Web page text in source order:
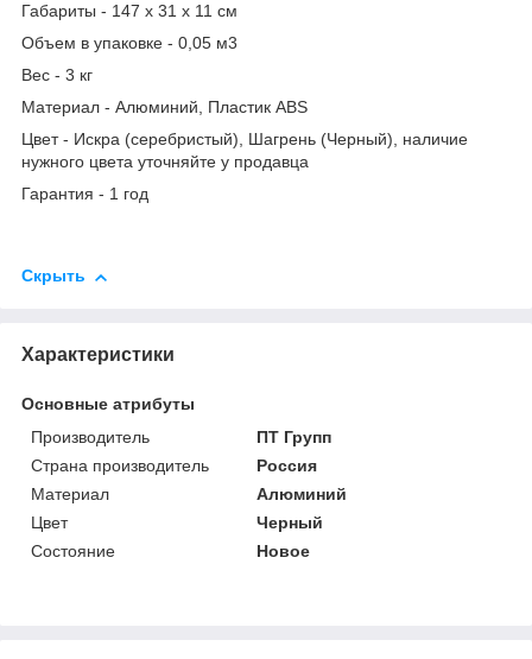
Габариты - 147 х 31 х 11 cм
Объем в упаковке - 0,05 м3
Вес - 3 кг
Материал - Алюминий, Пластик ABS
Цвет - Искра (серебристый), Шагрень (Черный), наличие
нужного цвета уточняйте у продавца
Гарантия - 1 год
Скрыть
Характеристики
Основные атрибуты
Производитель
ПТ Групп
Страна производитель
Россия
Материал
Алюминий
Цвет
Черный
Состояние
Новое